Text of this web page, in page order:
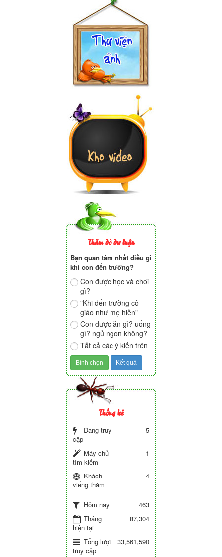
Thăm dò dư luận
Bạn quan tâm nhất điều gì
khi con đến trường?
Con được học và chơi
gì?
"Khi đến trường cô
giáo như mẹ hiền"
Con được ăn gì? uống
gì? ngủ ngon không?
Tất cả các ý kiến trên
Thống kê
Đang truy
cập
5
Máy chủ
tìm kiếm
1
Khách
viếng thăm
4
Hôm nay
463
Tháng
hiện tại
87,304
Tổng lượt
truy cập
33,561,590